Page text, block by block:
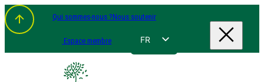
Aller
au
contenu
Qui sommes-nous ?Nous soutenir
Espace membre FR